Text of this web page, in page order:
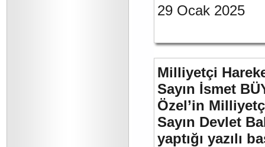
29 Ocak 2025
Milliyetçi
Sayın İsmet
Özel’in
Sayın Devlet
yaptığı yazılı